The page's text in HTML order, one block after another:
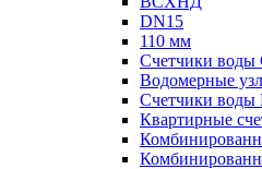
DN15
110 мм
Счетчики
Водомерные
Счетчики воды
Квартирные